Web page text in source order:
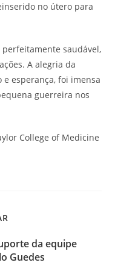
no útero para
perfeitamente saudável,
A alegria da
esperança, foi imensa
guerreira nos
College of Medicine
da equipe
Guedes